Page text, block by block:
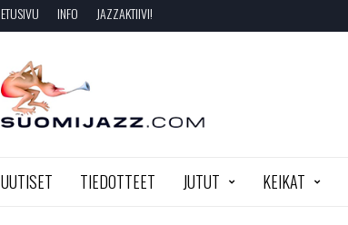
ETUSIVU INFO JAZZAKTIIVI!
SuomiJazz.com
UUTISET TIEDOTTEET JUTUT KEIKAT